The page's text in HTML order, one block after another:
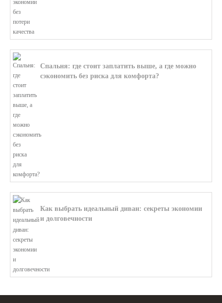
Спальня: где стоит заплатить выше, а где можно
сэкономить без риска для комфорта?
Как выбрать идеальный диван: секреты экономии
и долговечности